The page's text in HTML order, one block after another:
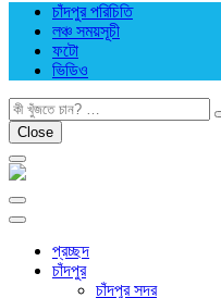
চাঁদপুর পরিচিতি
লঞ্চ সময়সূচী
ফটো
ভিডিও
Close
প্রচ্ছদ
চাঁদপুর
চাঁদপুর সদর